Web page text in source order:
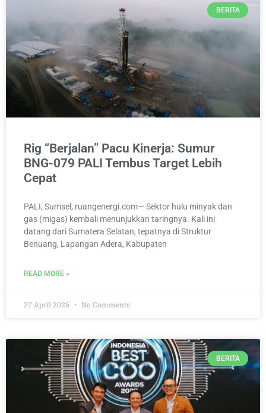
BERITA
Rig “Berjalan” Pacu Kinerja: Sumur
BNG-079 PALI Tembus Target Lebih
Cepat
PALI, Sumsel, ruangenergi.com— Sektor hulu minyak dan
gas (migas) kembali menunjukkan taringnya. Kali ini
datang dari Sumatera Selatan, tepatnya di Struktur
Benuang, Lapangan Adera, Kabupaten
READ MORE »
27 April 2026 No Comments
BERITA